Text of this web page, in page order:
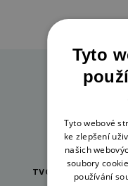
TVOŘENÍ PRO KAŽDOU
PŘÍLEŽITOST
Tyto
Tyto webové
ke zlepšení
našich
soubory
používání